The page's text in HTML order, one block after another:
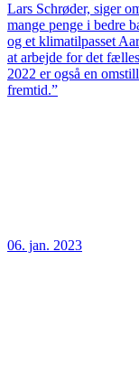
Lars Schrøder, siger
mange penge i bedre
og et klimatilpasset
at arbejde for det
2022 er også en
fremtid.”
06. jan. 2023